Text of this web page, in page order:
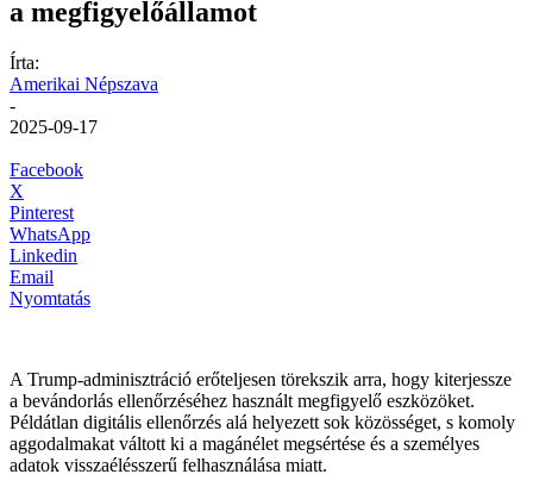
a megfigyelőállamot
Írta:
Amerikai Népszava
-
2025-09-17
Facebook
X
Pinterest
WhatsApp
Linkedin
Email
Nyomtatás
A Trump-adminisztráció erőteljesen törekszik arra, hogy kiterjessze
a bevándorlás ellenőrzéséhez használt megfigyelő eszközöket.
Példátlan digitális ellenőrzés alá helyezett sok közösséget, s komoly
aggodalmakat váltott ki a magánélet megsértése és a személyes
adatok visszaélésszerű felhasználása miatt.